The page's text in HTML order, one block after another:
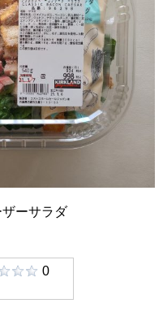
ーサラダ
0